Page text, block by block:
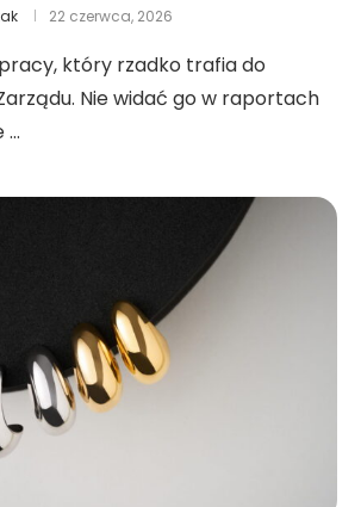
22 czerwca, 2026
który rzadko trafia do
Nie widać go w raportach
…